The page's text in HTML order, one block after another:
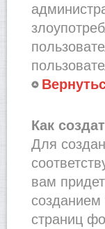
Как
Для
вам
страниц